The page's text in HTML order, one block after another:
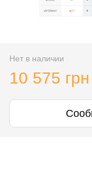
Нет в наличии
10 575 грн